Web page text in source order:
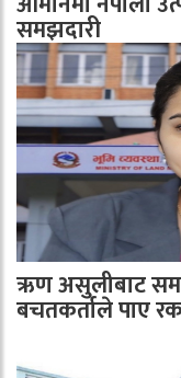
समझदारी
ऋण असुलीबाट
बचतकर्ताले पाए